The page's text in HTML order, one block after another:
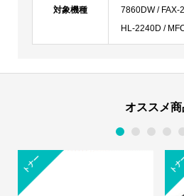
対象機種
7860DW / FAX-
HL-2240D /
オススメ商
1 2 3 4